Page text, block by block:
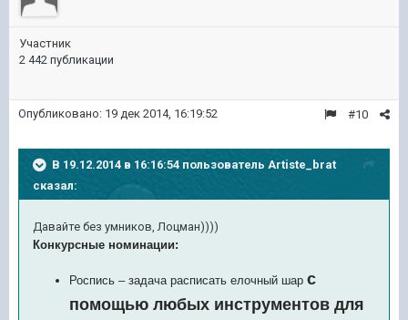
Участник
2 442 публикации
#10
Опубликовано: 19 дек 2014, 16:19:52
В 19.12.2014 в 16:16:54 пользователь Artiste_brat
сказал:
Давайте без умников, Лоцман))))
Конкурсные номинации:
Роспись – задача расписать елочный шар с
помощью любых инструментов для